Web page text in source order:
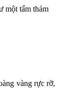
một tấm thảm
vàng rực rỡ,